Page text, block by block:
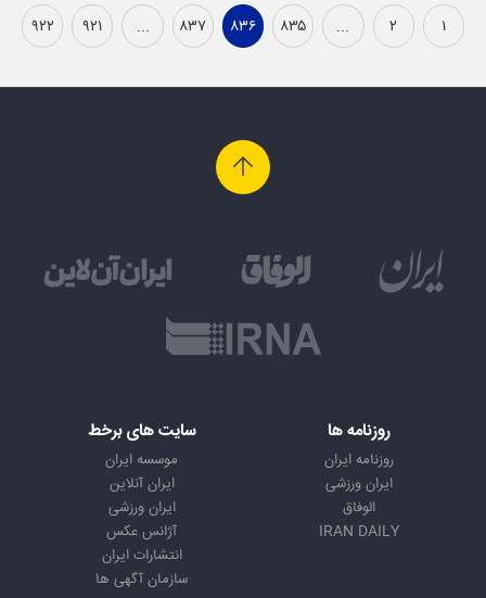
۱ ۲ ... ۸۳۵ ۸۳۶ ۸۳۷ ... ۹۲۱ ۹۲۲
روزنامه ها
روزنامه ایران
ایران ورزشی
الوفاق
IRAN DAILY
سایت های برخط
موسسه ایران
ایران آنلاین
ایران ورزشی
آژانس عکس
انتشارات ایران
سازمان آگهی ها